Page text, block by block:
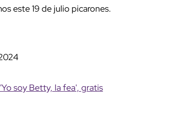
este 19 de julio picarones.
soy Betty, la fea', gratis